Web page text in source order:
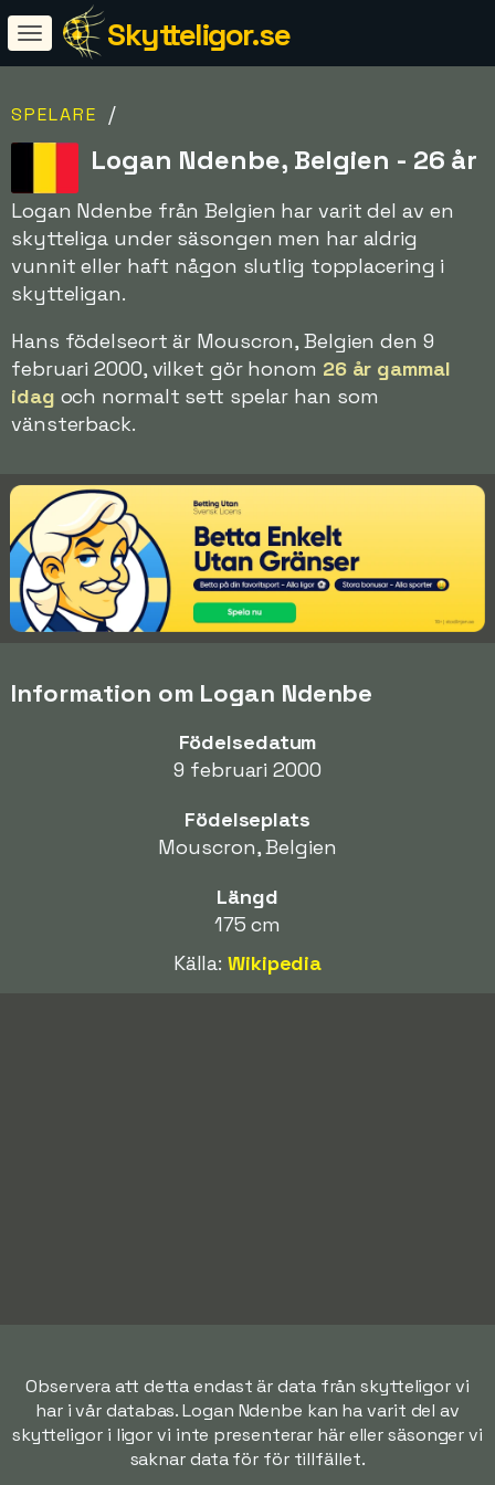
Skytteligor.se
SPELARE /
Logan Ndenbe, Belgien - 26 år
Logan Ndenbe från Belgien har varit del av en
skytteliga under säsongen men har aldrig
vunnit eller haft någon slutlig topplacering i
skytteligan.
Hans födelseort är Mouscron, Belgien den 9
februari 2000, vilket gör honom 26 år gammal
idag och normalt sett spelar han som
vänsterback.
Information om Logan Ndenbe
Födelsedatum
9 februari 2000
Födelseplats
Mouscron, Belgien
Längd
175 cm
Källa:Wikipedia
Observera att detta endast är data från skytteligor vi
har i vår databas. Logan Ndenbe kan ha varit del av
skytteligor i ligor vi inte presenterar här eller säsonger vi
saknar data för för tillfället.